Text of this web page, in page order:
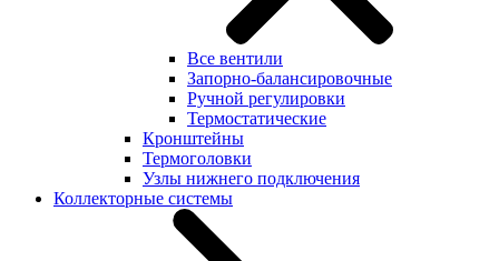
Все вентили
Запорно-балансировочные
Ручной регулировки
Термостатические
Кронштейны
Термоголовки
Узлы нижнего подключения
Коллекторные системы